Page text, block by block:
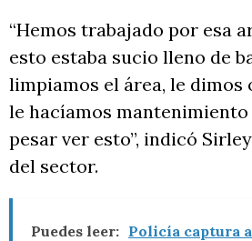
“Hemos trabajado por esa
esto estaba sucio lleno de
limpiamos el área, le dimos
le hacíamos mantenimiento
pesar ver esto”, indicó
del sector.
Puedes leer: Policía captura